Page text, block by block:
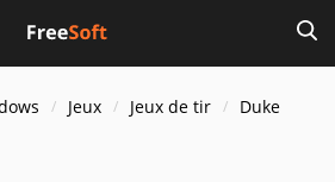
Jeux Jeux de tir
Duke